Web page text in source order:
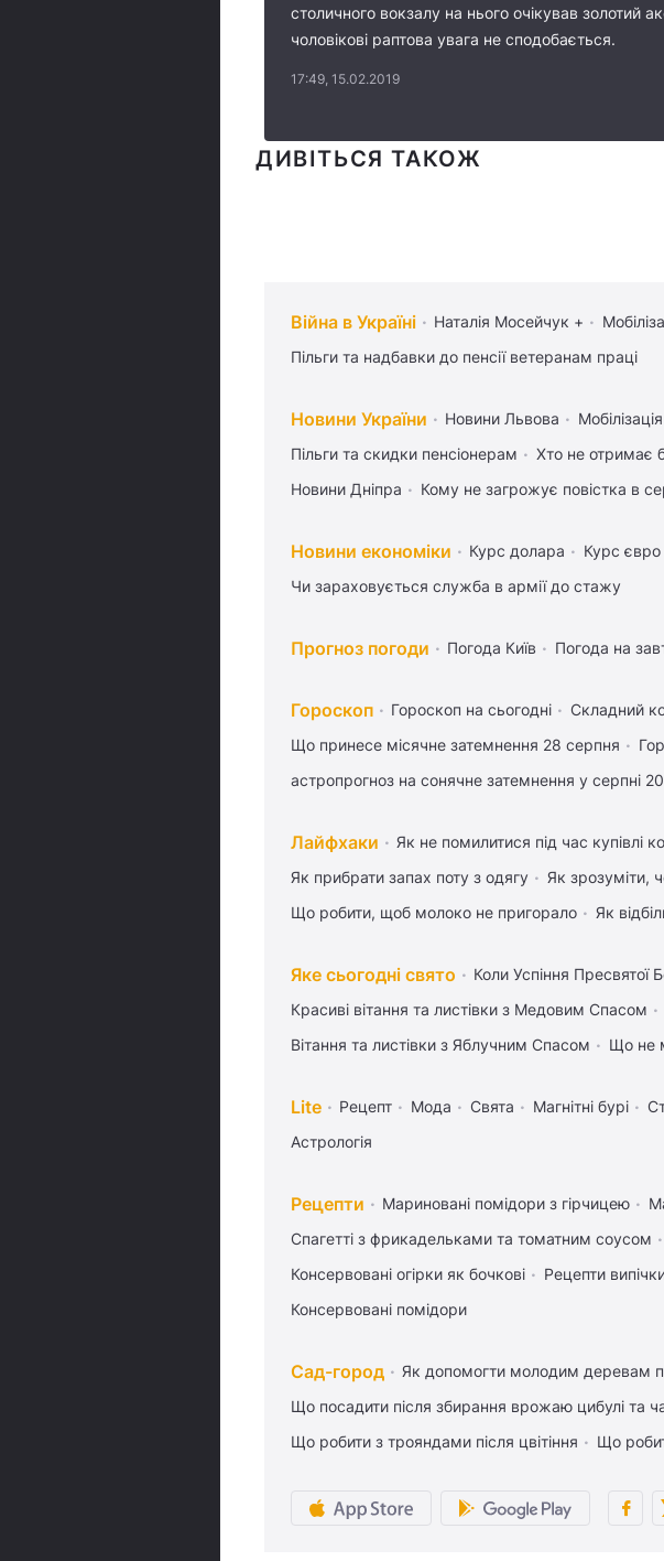
столичного вокзалу на нього очікував
чоловікові раптова увага не сподобається.
17:49, 15.02.2019
ДИВІТЬСЯ ТАКОЖ
Війна в Україні Наталія Мосейчук +
Пільги та надбавки до пенсії ветеранам праці
Новини України Новини Львова
Пільги та скидки пенсіонерам
Хто не отримає
Новини Дніпра
Кому не загрожує повістка в
Новини економіки Курс долара Курс євро
Чи зараховується служба в армії до стажу
Прогноз погоди Погода Київ Погода на
Гороскоп Гороскоп на сьогодні Складний
Що принесе місячне затемнення 28 серпня
астропрогноз на сонячне затемнення у серпні
Лайфхаки Як не помилитися під час купівлі
Як прибрати запах поту з одягу
Як зрозуміти,
Що робити, щоб молоко не пригорало
Як
Яке сьогодні свято Коли Успіння Пресвятої
Красиві вітання та листівки з Медовим Спасом
Вітання та листівки з Яблучним Спасом
Що не
Lite Рецепт Мода Свята Магнітні бурі
Астрологія
Рецепти Мариновані помідори з гірчицею
Спагетті з фрикадельками та томатним соусом
Консервовані огірки як бочкові
Рецепти
Консервовані помідори
Сад-город Як допомогти молодим деревам
Що посадити після збирання врожаю цибулі та
Що робити з трояндами після цвітіння
Що